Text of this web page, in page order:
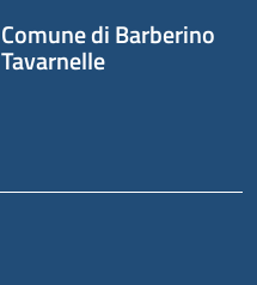
Comune di Barberino
Tavarnelle